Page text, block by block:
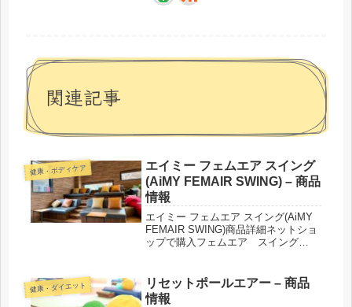
関連記事
健康・ボディケア
エイミー フェムエア スイング
(AiMY FEMAIR SWING) – 商品
情報
エイミー フェムエア スイング(AiMY
FEMAIR SWING)商品詳細ネットショ
ップで購入フェムエア スイング
もおススメ！
健康・ダイエット
リセットポールエアー – 商品
情報